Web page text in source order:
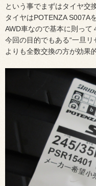
という事でまずはタイヤ交
タイヤはPOTENZA S007A
AWD車なので基本に則って
今回の目的でもある“一旦
よりも全数交換の方が効果